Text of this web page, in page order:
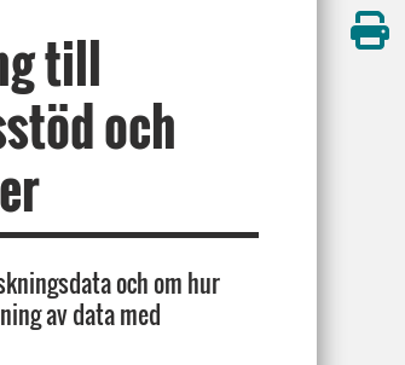
till
och
och om hur
av data med